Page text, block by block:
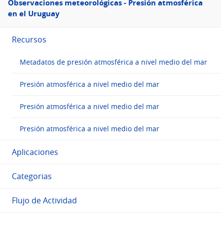
lateral
Observaciones meteorológicas - Presión atmosférica
en el Uruguay
Recursos
Metadatos de presión atmosférica a nivel medio del mar
Presión atmosférica a nivel medio del mar
Presión atmosférica a nivel medio del mar
Presión atmosférica a nivel medio del mar
Aplicaciones
Categorias
Flujo de Actividad